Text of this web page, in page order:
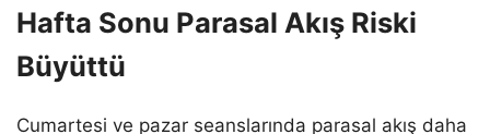
Hafta Sonu Parasal Akış Riski
Büyüttü
Cumartesi ve pazar seanslarında parasal akış daha